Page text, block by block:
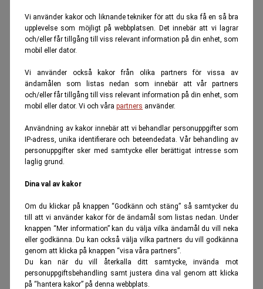
Vi använder kakor och liknande tekniker för att du ska få en så bra
upplevelse som möjligt på webbplatsen. Det innebär att vi lagrar
och/eller får tillgång till viss relevant information på din enhet, som
mobil eller dator.
Vi använder också kakor från olika partners för vissa av
ändamålen som listas nedan som innebär att vår partners
och/eller får tillgång till viss relevant information på din enhet, som
mobil eller dator. Vi och våra partners använder.
Användning av kakor innebär att vi behandlar personuppgifter som
IP-adress, unika identifierare och beteendedata. Vår behandling av
personuppgifter sker med samtycke eller berättigat intresse som
laglig grund.
Dina val av kakor
Om du klickar på knappen “Godkänn och stäng” så samtycker du
till att vi använder kakor för de ändamål som listas nedan. Under
knappen “Mer information” kan du välja vilka ändamål du vill neka
eller godkänna. Du kan också välja vilka partners du vill godkänna
genom att klicka på knappen “visa våra partners”.
Du kan när du vill återkalla ditt samtycke, invända mot
personuppgiftsbehandling samt justera dina val genom att klicka
på “hantera kakor” på denna webbplats.